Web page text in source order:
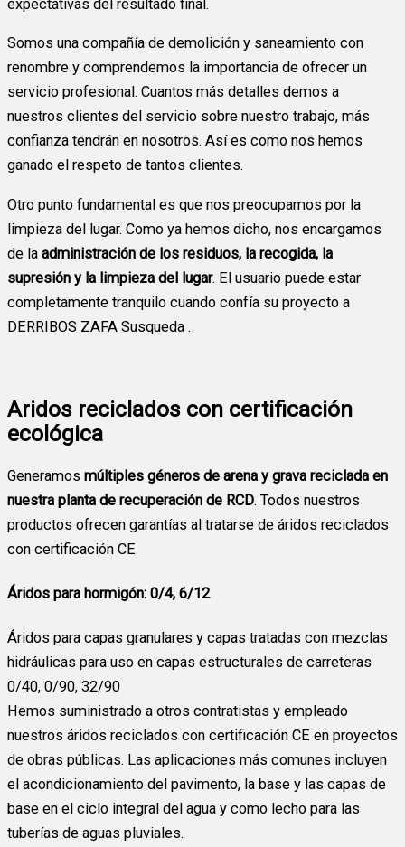
expectativas del resultado final.
Somos una compañía de demolición y saneamiento con
renombre y comprendemos la importancia de ofrecer un
servicio profesional. Cuantos más detalles demos a
nuestros clientes del servicio sobre nuestro trabajo, más
confianza tendrán en nosotros. Así es como nos hemos
ganado el respeto de tantos clientes.
Otro punto fundamental es que nos preocupamos por la
limpieza del lugar. Como ya hemos dicho, nos encargamos
de la administración de los residuos, la recogida, la
supresión y la limpieza del lugar. El usuario puede estar
completamente tranquilo cuando confía su proyecto a
DERRIBOS ZAFA Susqueda .
Aridos reciclados con certificación
ecológica
Generamos múltiples géneros de arena y grava reciclada en
nuestra planta de recuperación de RCD. Todos nuestros
productos ofrecen garantías al tratarse de áridos reciclados
con certificación CE.
Áridos para hormigón: 0/4, 6/12
Áridos para capas granulares y capas tratadas con mezclas
hidráulicas para uso en capas estructurales de carreteras
0/40, 0/90, 32/90
Hemos suministrado a otros contratistas y empleado
nuestros áridos reciclados con certificación CE en proyectos
de obras públicas. Las aplicaciones más comunes incluyen
el acondicionamiento del pavimento, la base y las capas de
base en el ciclo integral del agua y como lecho para las
tuberías de aguas pluviales.